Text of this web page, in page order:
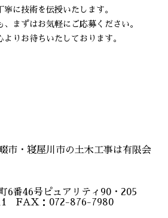
に技術を伝授いたします。
まずはお気軽にご応募ください。
よりお待ちいたしております。
市・寝屋川市の土木工事は有限会
6番46号ピュアリティ90・205
FAX：072-876-7980